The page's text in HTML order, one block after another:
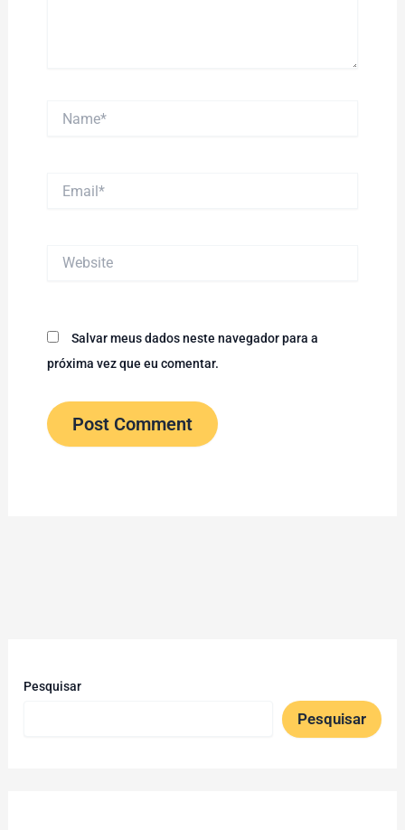
Salvar meus dados neste navegador para a
próxima vez que eu comentar.
Pesquisar
Pesquisar